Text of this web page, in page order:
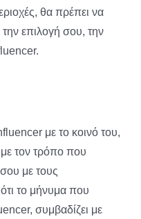
θα πρέπει να
επιλογή σου, την
με το κοινό του,
με τον τρόπο που
με τους
το μήνυμα που
συμβαδίζει με